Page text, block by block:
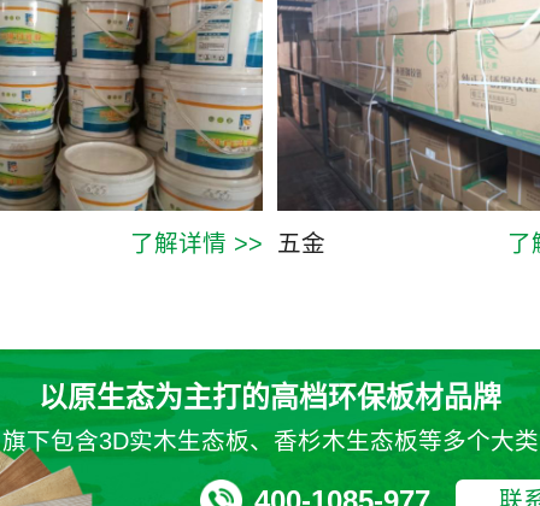
了解详情 >> 五金 了
以原生态为主打的高档环保板材品牌
旗下包含3D实木生态板、香杉木生态板等多个大类
联